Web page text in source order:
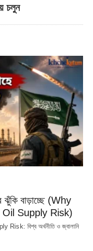
চলুন
ঝুঁকি বাড়াচ্ছে (Why
Supply Risk)
বিশ্ব অর্থনীতি ও জ্বালানি